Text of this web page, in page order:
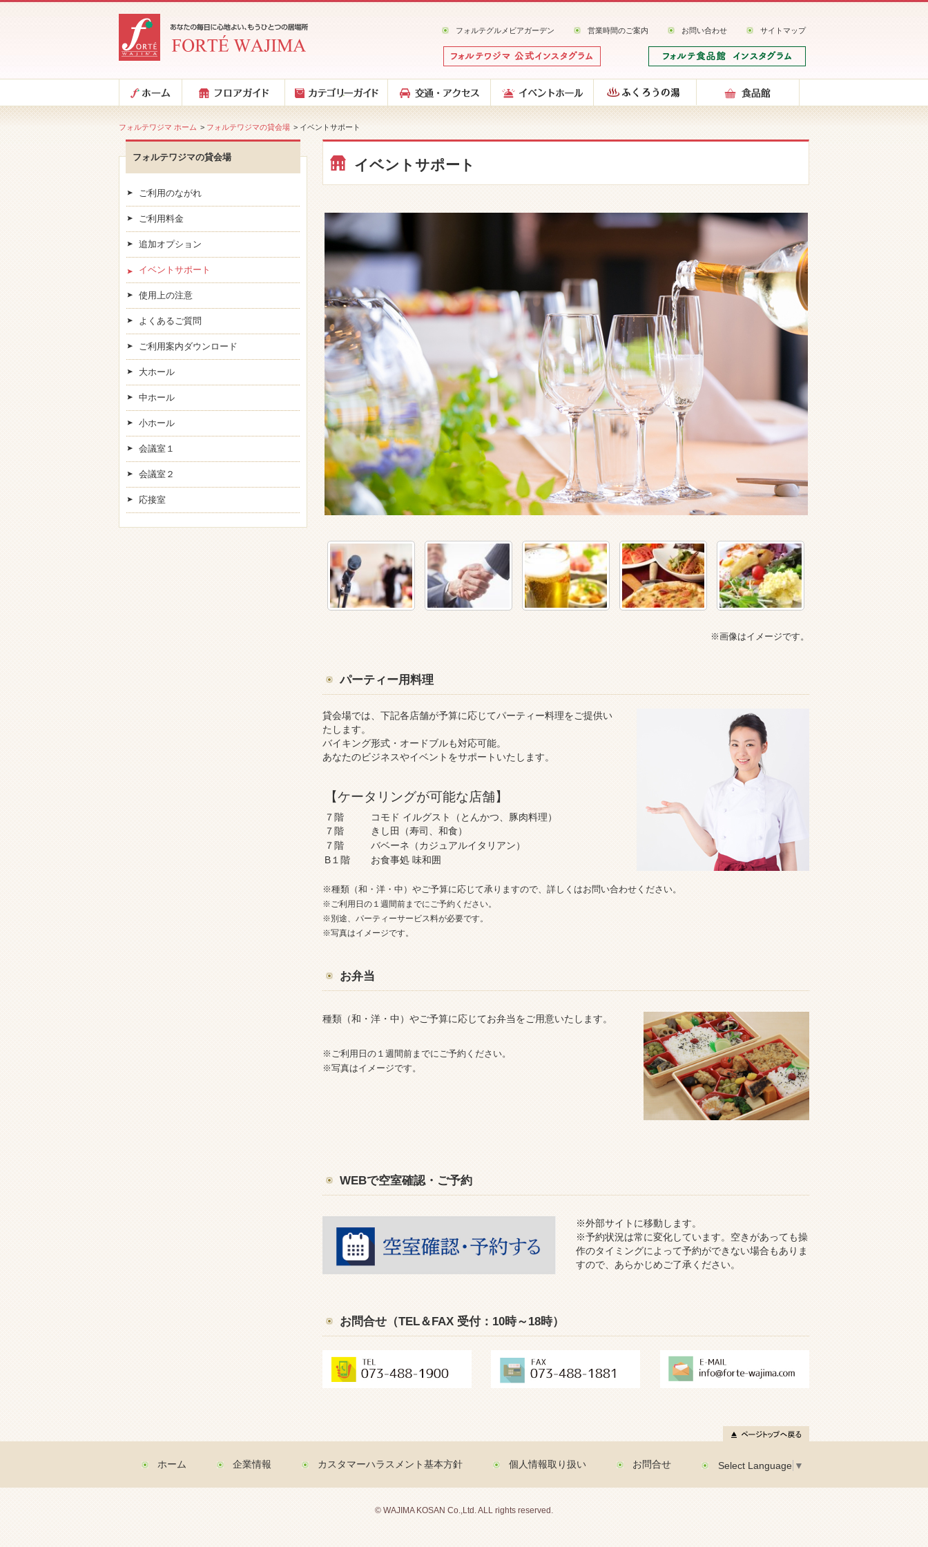
フォルテグルメビアガーデン 営業時間のご案内 お問い合わせ サイトマップ
フォルテワジマ ホーム > フォルテワジマの貸会場 > イベントサポート
イベントサポート
※画像はイメージです。
パーティー用料理
貸会場では、下記各店舗が予算に応じてパーティー料理をご提供い
たします。
バイキング形式・オードブルも対応可能。
あなたのビジネスやイベントをサポートいたします。
【ケータリングが可能な店舗】
７階
コモド イルグスト（とんかつ、豚肉料理）
７階
きし田（寿司、和食）
７階
バベーネ（カジュアルイタリアン）
B１階
お食事処 味和囲
※種類（和・洋・中）やご予算に応じて承りますので、詳しくはお問い合わせください。
※ご利用日の１週間前までにご予約ください。
※別途、パーティーサービス料が必要です。
※写真はイメージです。
お弁当
種類（和・洋・中）やご予算に応じてお弁当をご用意いたします。
※ご利用日の１週間前までにご予約ください。
※写真はイメージです。
WEBで空室確認・ご予約
※外部サイトに移動します。
※予約状況は常に変化しています。空きがあっても操
作のタイミングによって予約ができない場合もありま
すので、あらかじめご了承ください。
お問合せ（TEL＆FAX 受付：10時～18時）
フォルテワジマの貸会場
ご利用のながれ
ご利用料金
追加オプション
イベントサポート
使用上の注意
よくあるご質問
ご利用案内ダウンロード
大ホール
中ホール
小ホール
会議室１
会議室２
応接室
ホーム 企業情報 カスタマーハラスメント基本方針 個人情報取り扱い お問合せ Select Language ▼
© WAJIMA KOSAN Co.,Ltd. ALL rights reserved.